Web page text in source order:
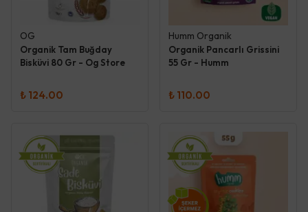
OG
Organik Tam Buğday
Bisküvi 80 Gr - Og Store
₺ 124.00
Humm Organik
Organik Pancarlı Grissini
55 Gr - Humm
₺ 110.00